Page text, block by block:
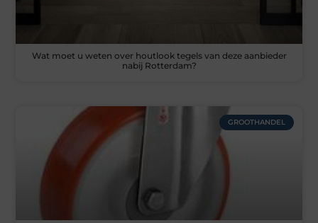
Wat moet u weten over houtlook tegels van deze aanbieder
nabij Rotterdam?
GROOTHANDEL